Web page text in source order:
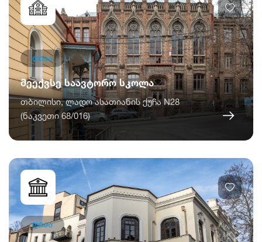
ღიაა
მეექვსე საავტორო სკოლა
თბილისი, ლადო ასათიანის ქუჩა N28
(ნაკვეთი 68/016)
ღიაა